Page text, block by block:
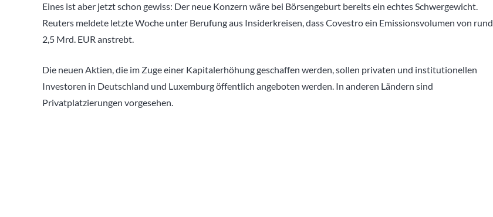
Eines ist aber jetzt schon gewiss: Der neue Konzern wäre bei Börsengeburt bereits ein echtes Schwergewicht.
Reuters meldete letzte Woche unter Berufung aus Insiderkreisen, dass Covestro ein Emissionsvolumen von rund
2,5 Mrd. EUR anstrebt.
Die neuen Aktien, die im Zuge einer Kapitalerhöhung geschaffen werden, sollen privaten und institutionellen
Investoren in Deutschland und Luxemburg öffentlich angeboten werden. In anderen Ländern sind
Privatplatzierungen vorgesehen.